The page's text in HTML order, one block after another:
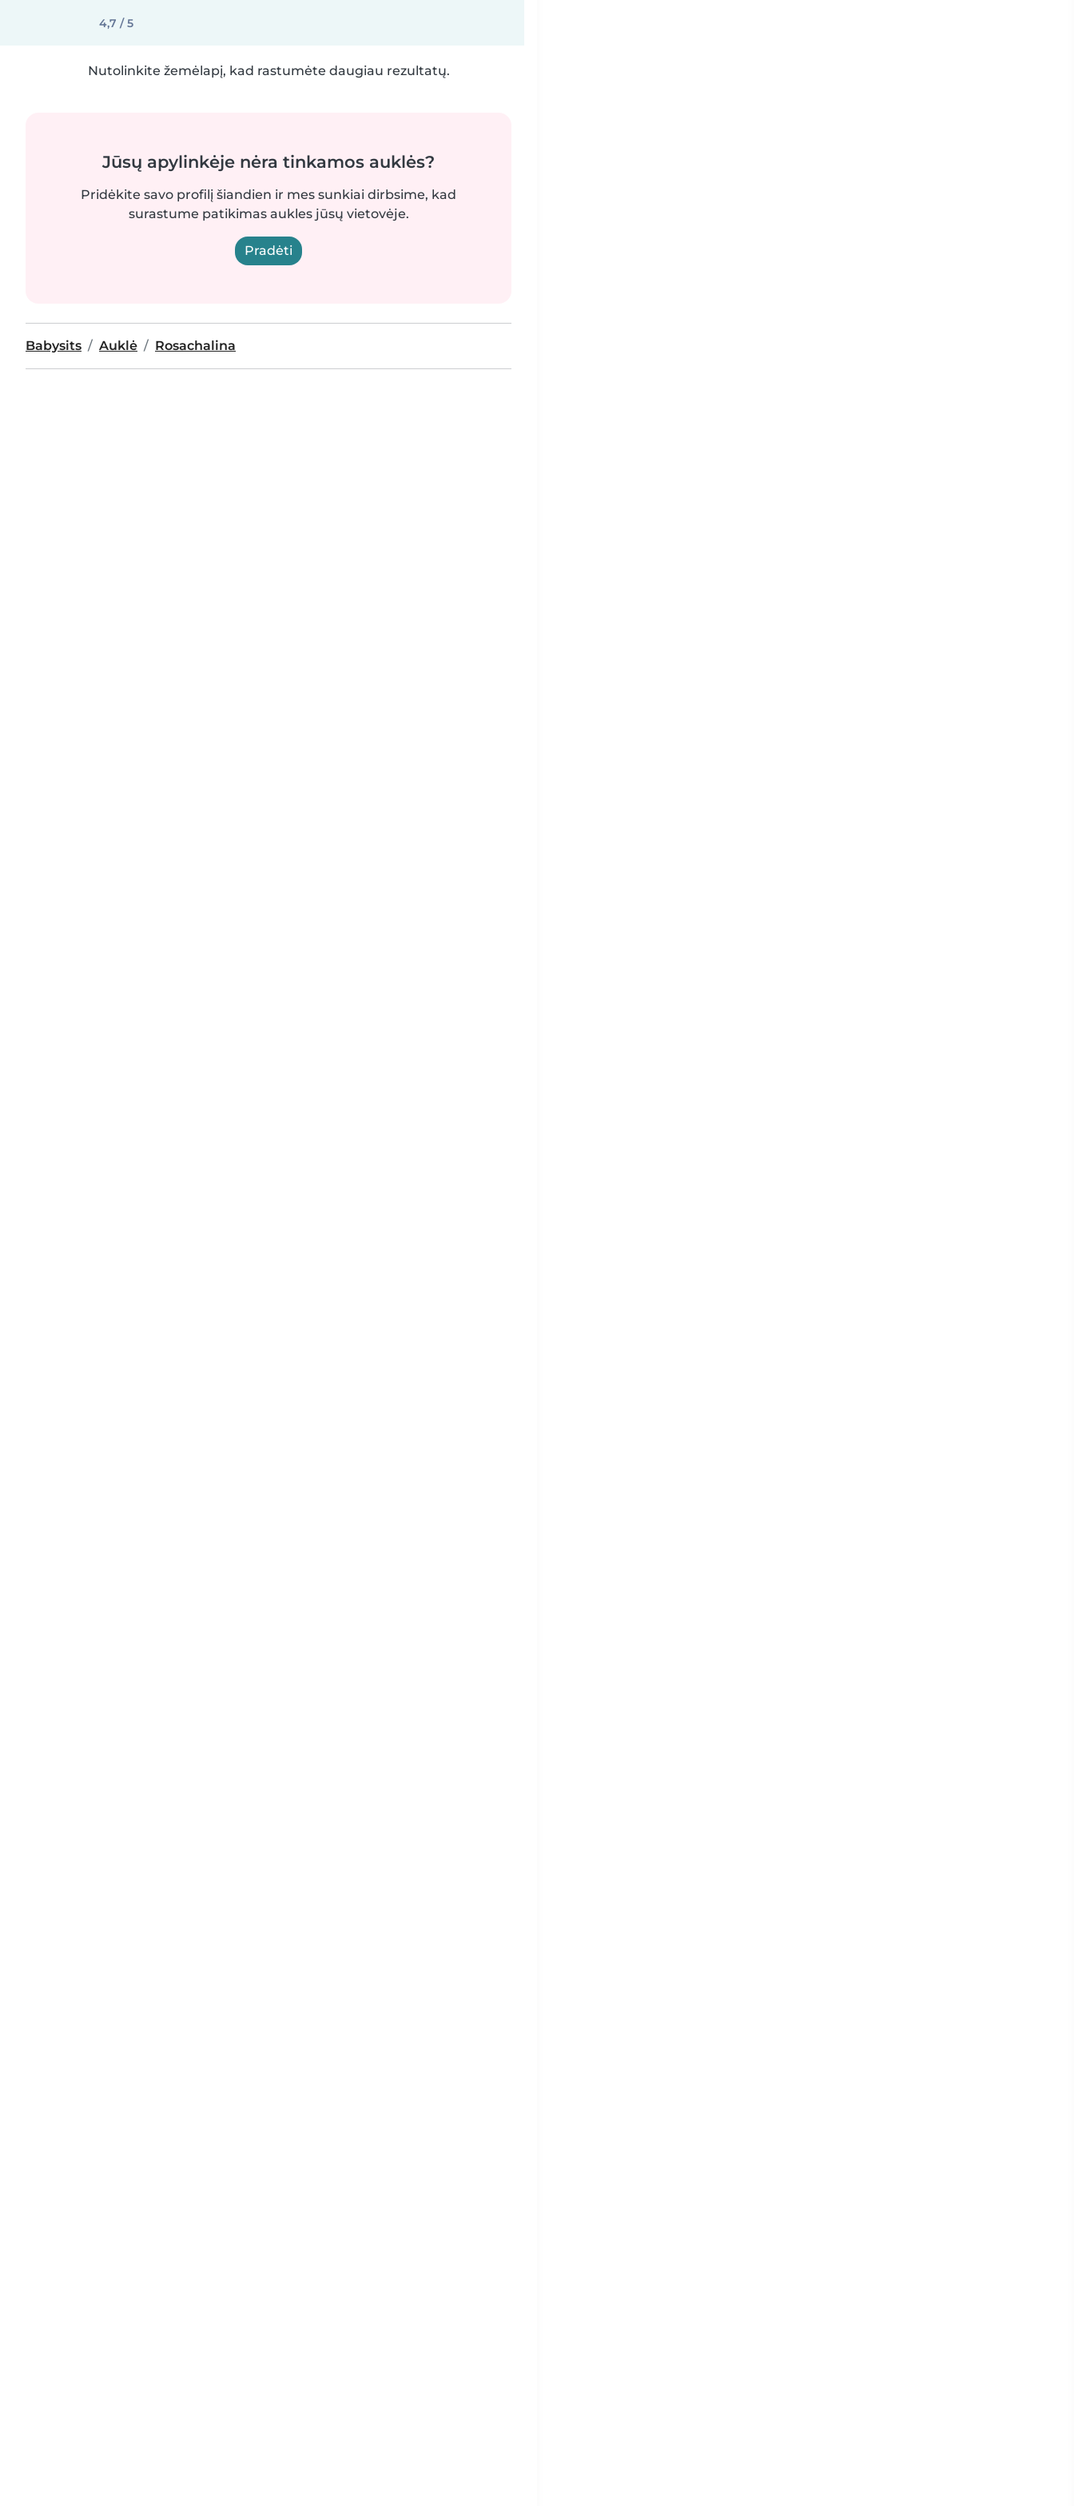
4,7 / 5
Nutolinkite žemėlapį, kad rastumėte daugiau rezultatų.
Jūsų apylinkėje nėra tinkamos auklės?
Pridėkite savo profilį šiandien ir mes sunkiai dirbsime, kad
surastume patikimas aukles jūsų vietovėje.
Pradėti
Babysits Auklė Rosachalina